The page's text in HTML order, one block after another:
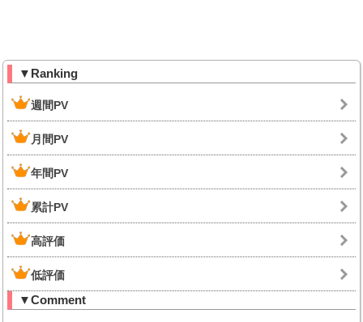
▼Ranking
週間PV
月間PV
年間PV
累計PV
高評価
低評価
▼Comment